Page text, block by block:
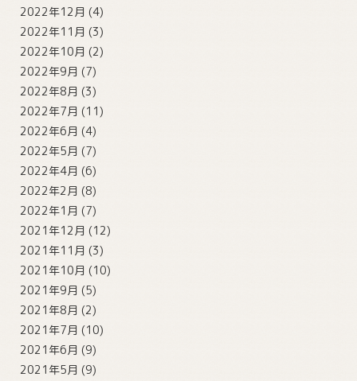
2022年12月 (4)
2022年11月 (3)
2022年10月 (2)
2022年9月 (7)
2022年8月 (3)
2022年7月 (11)
2022年6月 (4)
2022年5月 (7)
2022年4月 (6)
2022年2月 (8)
2022年1月 (7)
2021年12月 (12)
2021年11月 (3)
2021年10月 (10)
2021年9月 (5)
2021年8月 (2)
2021年7月 (10)
2021年6月 (9)
2021年5月 (9)